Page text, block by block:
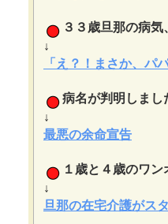
３３歳旦那の病気
↓
「え？！まさか、パ
病名が判明しまし
↓
最悪の余命宣告
１歳と４歳のワ
↓
旦那の在宅介護がス